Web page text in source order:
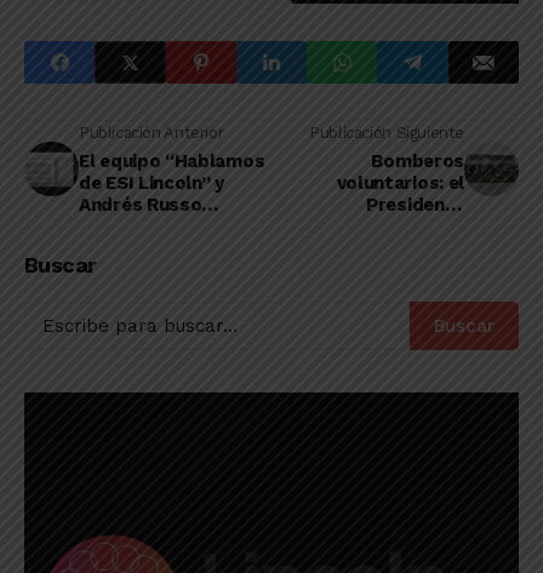
Publicación Anterior
El equipo “Hablamos
de ESI Lincoln” y
Andrés Russo
lenguaje inclusivo
Publicación Siguiente
Bomberos
voluntarios: el
Presidente
Buscar
Buscar